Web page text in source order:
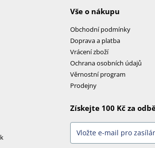
Vše o nákupu
Obchodní podmínky
Doprava a platba
Vrácení zboží
Ochrana osobních údajů
Věrnostní program
Prodejny
Získejte 100 Kč za